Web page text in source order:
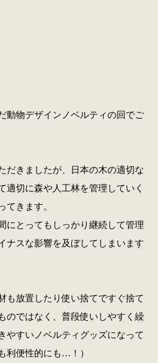
動物デザインノベルティの回でご
だきましたが、日本の木の適切な
適切に森や人工林を管理していく
てきます。
にとってもしっかり継続して管理
ナスな影響を及ぼしてしまいます
も放置したり使い捨てですぐ捨て
のではなく、普段使いしやすく繰
やすいノベルティグッズになって
利便性的にも…！）